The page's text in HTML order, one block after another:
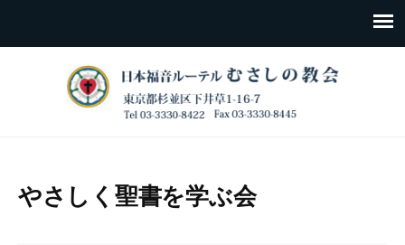
やさしく聖書を学ぶ会